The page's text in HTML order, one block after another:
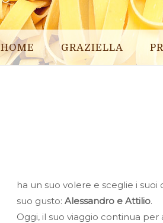
HOME GRAZIELLA
ha un suo volere e sceglie i
suo gusto: Alessandro e Attilio.
Oggi, il suo viaggio continua